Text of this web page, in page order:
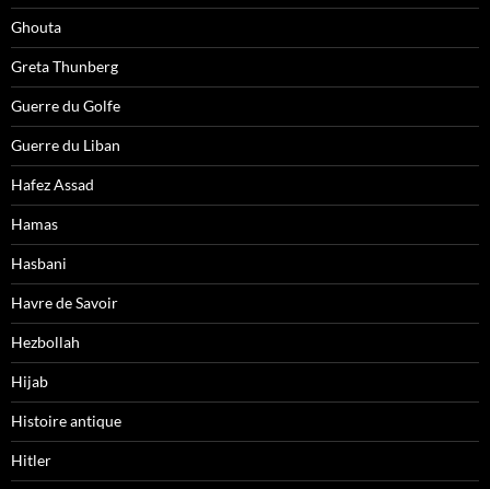
Ghouta
Greta Thunberg
Guerre du Golfe
Guerre du Liban
Hafez Assad
Hamas
Hasbani
Havre de Savoir
Hezbollah
Hijab
Histoire antique
Hitler